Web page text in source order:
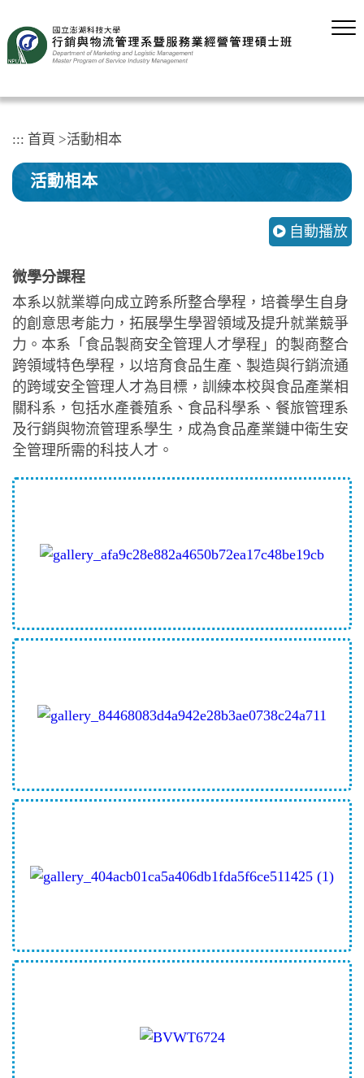
主
要
容
::: 首頁 >活動相本
活動相本
自動播放
微學分課程
本系以就業導向成立跨系所整合學程，培養學生自身
的創意思考能力，拓展學生學習領域及提升就業競爭
力。本系「食品製商安全管理人才學程」的製商整合
跨領域特色學程，以培育食品生產、製造與行銷流通
的跨域安全管理人才為目標，訓練本校與食品產業相
關科系，包括水產養殖系、食品科學系、餐旅管理系
及行銷與物流管理系學生，成為食品產業鏈中衛生安
全管理所需的科技人才。